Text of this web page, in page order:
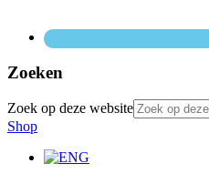
Zoeken
Zoek op deze website
Shop